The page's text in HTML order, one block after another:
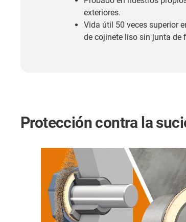
exteriores.
Vida útil 50 veces superior
de cojinete liso sin junta de
Protección contra la